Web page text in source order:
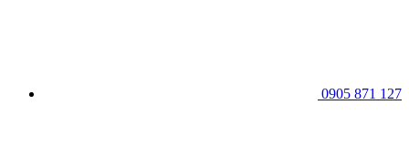
0905 871 127